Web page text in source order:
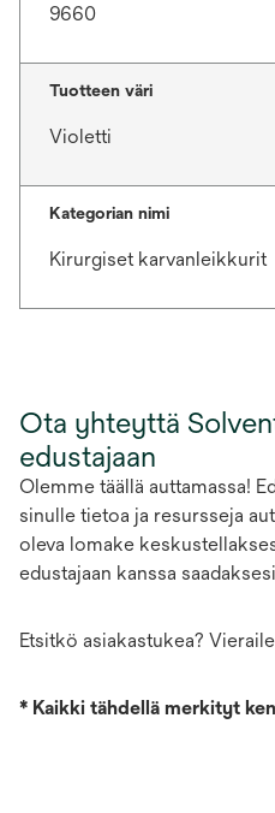
9660
Tuotteen väri
Violetti
Kategorian nimi
Kirurgiset karvanleikkurit
Ota yhteyttä
edustajaan
Olemme täällä auttamassa!
sinulle tietoa ja resursseja
oleva lomake
edustajaan kanssa
Etsitkö asiakastukea? Vieraile
* Kaikki tähdellä merkityt